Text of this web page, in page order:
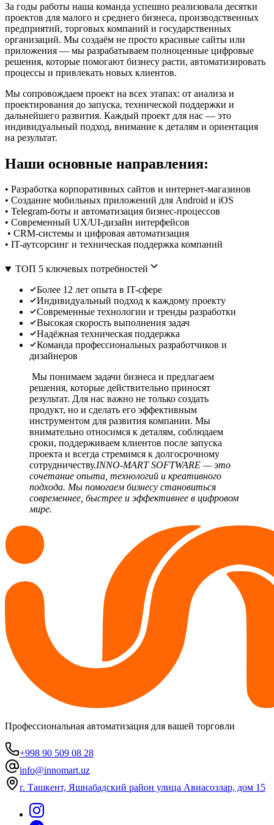
За годы работы наша команда успешно реализовала десятки
проектов для малого и среднего бизнеса, производственных
предприятий, торговых компаний и государственных
организаций. Мы создаём не просто красивые сайты или
приложения — мы разрабатываем полноценные цифровые
решения, которые помогают бизнесу расти, автоматизировать
процессы и привлекать новых клиентов.
Мы сопровождаем проект на всех этапах: от анализа и
проектирования до запуска, технической поддержки и
дальнейшего развития. Каждый проект для нас — это
индивидуальный подход, внимание к деталям и ориентация
на результат.
Наши основные направления:
• Разработка корпоративных сайтов и интернет-магазинов
• Создание мобильных приложений для Android и iOS
• Telegram-боты и автоматизация бизнес-процессов
• Современный UX/UI-дизайн интерфейсов
• CRM-системы и цифровая автоматизация
• IT-аутсорсинг и техническая поддержка компаний
ТОП 5 ключевых потребностей
Более 12 лет опыта в IT-сфере
Индивидуальный подход к каждому проекту
Современные технологии и тренды разработки
Высокая скорость выполнения задач
Надёжная техническая поддержка
Команда профессиональных разработчиков и
дизайнеров
Мы понимаем задачи бизнеса и предлагаем
решения, которые действительно приносят
результат. Для нас важно не только создать
продукт, но и сделать его эффективным
инструментом для развития компании. Мы
внимательно относимся к деталям, соблюдаем
сроки, поддерживаем клиентов после запуска
проекта и всегда стремимся к долгосрочному
сотрудничеству.INNO-MART SOFTWARE — это
сочетание опыта, технологий и креативного
подхода. Мы помогаем бизнесу становиться
современнее, быстрее и эффективнее в цифровом
мире.
Профессиональная автоматизация для вашей торговли
+998 90 509 08 28
info@innomart.uz
г. Ташкент, Яшнабадский район улица Авиасозлар, дом 15